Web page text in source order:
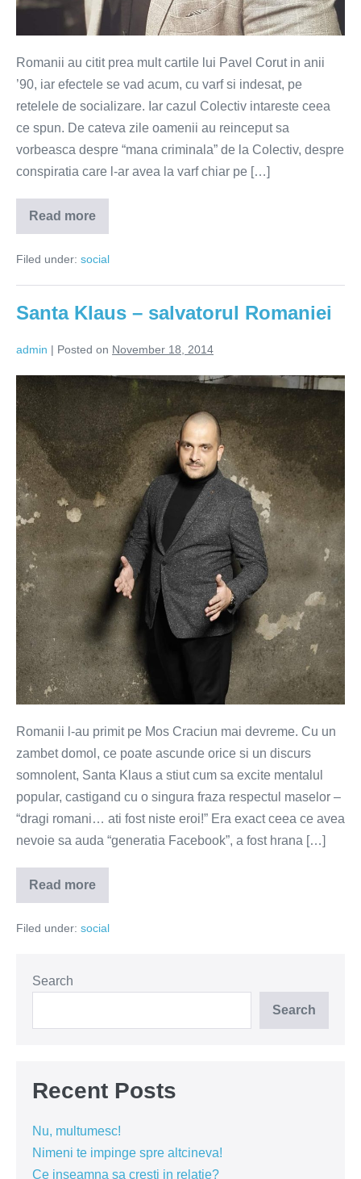
Romanii au citit prea mult cartile lui Pavel Corut in anii
’90, iar efectele se vad acum, cu varf si indesat, pe
retelele de socializare. Iar cazul Colectiv intareste ceea
ce spun. De cateva zile oamenii au reinceput sa
vorbeasca despre “mana criminala” de la Colectiv, despre
conspiratia care l-ar avea la varf chiar pe […]
Read more
Teoria
conspiratiei
–
gluma
Filed under: social
Santa Klaus – salvatorul Romaniei
admin | Posted on November 18, 2014
Santa
Klaus
–
salvatorul
Romaniei
Romanii l-au primit pe Mos Craciun mai devreme. Cu un
zambet domol, ce poate ascunde orice si un discurs
somnolent, Santa Klaus a stiut cum sa excite mentalul
popular, castigand cu o singura fraza respectul maselor –
“dragi romani… ati fost niste eroi!” Era exact ceea ce avea
nevoie sa auda “generatia Facebook”, a fost hrana […]
Read more
Santa
Klaus
salvatorul
Filed under: social
Search
Search
Recent Posts
Nu, multumesc!
Nimeni te impinge spre altcineva!
Ce inseamna sa cresti in relatie?